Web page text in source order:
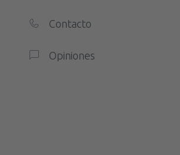
Contacto
Opiniones